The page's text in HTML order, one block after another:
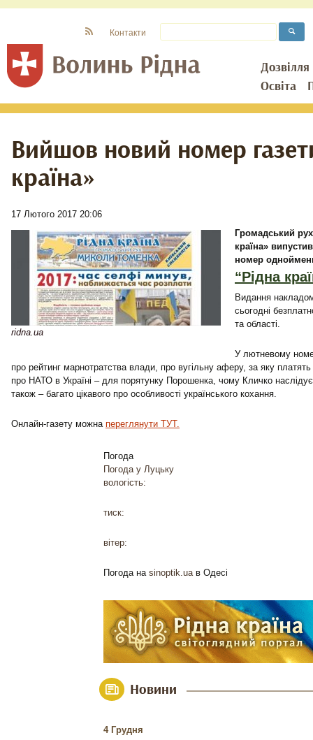
Дозвілля
Освіта
Контакти
Вийшов новий номер
країна»
17 Лютого 2017 20:06
ridna.ua
Громадський
країна»
номер
“Рідна
Видання
сьогодні
та області.
У лютневому
про рейтинг марнотратства влади, про вугільну аферу, за яку
про НАТО в Україні – для порятунку Порошенка, чому Кличко
також – багато цікавого про особливості українського кохання.
Онлайн-газету можна переглянути ТУТ.
Погода
Погода у Луцьку
вологість:
тиск:
вітер:
Погода на sinoptik.uaв Одесі
Новини
4 Грудня